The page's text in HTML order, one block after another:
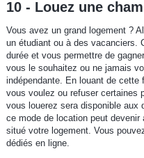
10 - Louez une
Vous avez un grand logement ?
un étudiant ou à des vacanciers.
durée et vous permettre de
vous le souhaitez ou ne jamais
indépendante. En louant de
vous voulez ou refuser certaines
vous louerez sera disponible aux
ce mode de location peut devenir
situé votre logement. Vous
dédiés en ligne.